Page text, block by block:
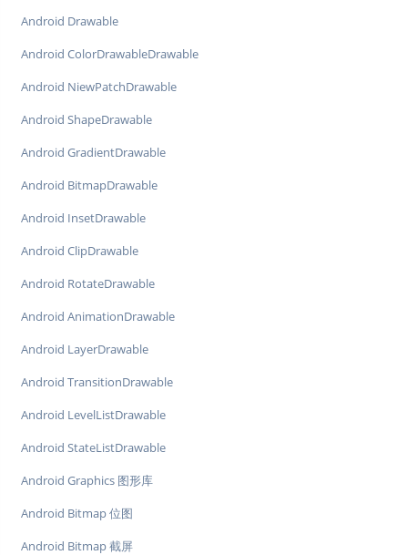
Android Drawable
Android ColorDrawableDrawable
Android NiewPatchDrawable
Android ShapeDrawable
Android GradientDrawable
Android BitmapDrawable
Android InsetDrawable
Android ClipDrawable
Android RotateDrawable
Android AnimationDrawable
Android LayerDrawable
Android TransitionDrawable
Android LevelListDrawable
Android StateListDrawable
Android Graphics 图形库
Android Bitmap 位图
Android Bitmap 截屏